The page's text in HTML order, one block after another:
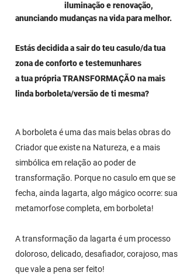
iluminação e renovação,
anunciando mudanças na vida para melhor.
Estás decidida a sair do teu casulo/da tua
zona de conforto e testemunhares
a tua própria TRANSFORMAÇÃOna mais
linda borboleta/versão de ti mesma?
A borboleta é uma das mais belas obras do
Criador que existe na Natureza, e a mais
simbólica em relação ao poder de
transformação. Porque no casulo em que se
fecha, ainda lagarta, algo mágico ocorre: sua
metamorfose completa, em borboleta!
A transformação da lagarta é um processo
doloroso, delicado, desafiador, corajoso, mas
que vale a pena ser feito!